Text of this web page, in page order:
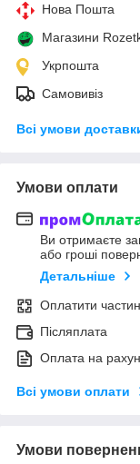
Нова Пошта
Магазини
Укрпошта
Самовивіз
Всі умови
Умови оплати
Ви отримаєте
або гроші
Детальніше
Оплатити
Післяплата
Оплата на
Всі умови оплати
Умови